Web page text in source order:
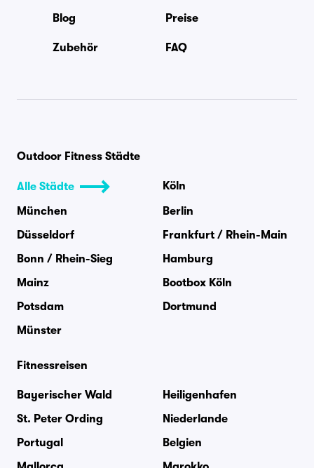
Blog Preise
Zubehör FAQ
Outdoor Fitness Städte
Alle Städte
Köln
München
Berlin
Düsseldorf
Frankfurt / Rhein-Main
Bonn / Rhein-Sieg
Hamburg
Mainz
Bootbox Köln
Potsdam
Dortmund
Münster
Fitnessreisen
Bayerischer Wald
Heiligenhafen
St. Peter Ording
Niederlande
Portugal
Belgien